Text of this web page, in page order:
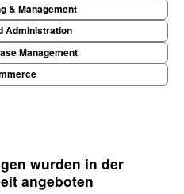
& Management
Administration
Management
wurden in der
angeboten